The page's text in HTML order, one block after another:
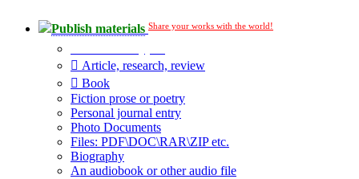
Publish materials Share your works with the world!
Article, research, review
Book
Fiction prose or poetry
Personal journal entry
Photo Documents
Files: PDF\DOC\RAR\ZIP etc.
Biography
An audiobook or other audio file